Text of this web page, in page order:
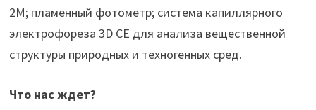
2М; пламенный фотометр; система капиллярного
электрофореза 3D CE для анализа вещественной
структуры природных и техногенных сред.
Что нас ждет?